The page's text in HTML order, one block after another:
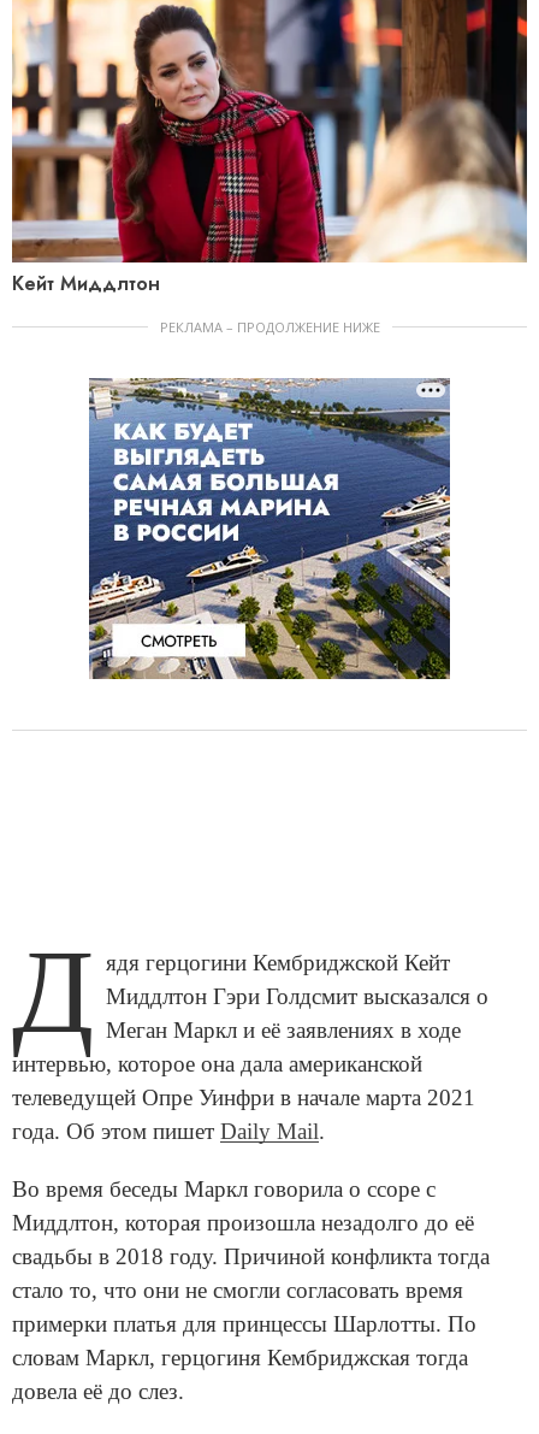
Кейт Миддлтон
РЕКЛАМА – ПРОДОЛЖЕНИЕ НИЖЕ
Д
ядя герцогини Кембриджской Кейт
Миддлтон Гэри Голдсмит высказался о
Меган Маркл и её заявлениях в ходе
интервью, которое она дала американской
телеведущей Опре Уинфри в начале марта 2021
года. Об этом пишет Daily Mail.
Во время беседы Маркл говорила о ссоре с
Миддлтон, которая произошла незадолго до её
свадьбы в 2018 году. Причиной конфликта тогда
стало то, что они не смогли согласовать время
примерки платья для принцессы Шарлотты. По
словам Маркл, герцогиня Кембриджская тогда
довела её до слез.